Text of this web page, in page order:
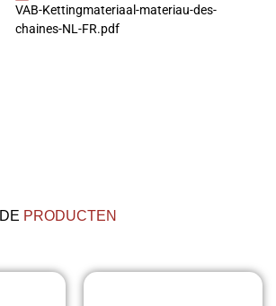
VAB-Kettingmateriaal-materiau-des-
chaines-NL-FR.pdf
PRODUCTEN